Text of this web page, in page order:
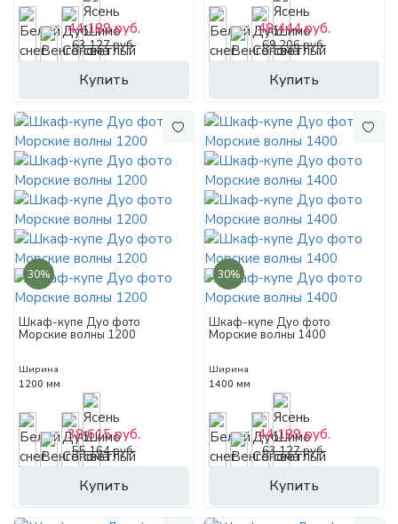
Купить
44 189 руб.
63 127 руб.
Купить
48 444 руб.
69 206 руб.
30%
Шкаф-купе Дуо фото
Морские волны 1200
Ширина
1200 мм
Купить
38 615 руб.
55 164 руб.
30%
Шкаф-купе Дуо фото
Морские волны 1400
Ширина
1400 мм
Купить
44 189 руб.
63 127 руб.